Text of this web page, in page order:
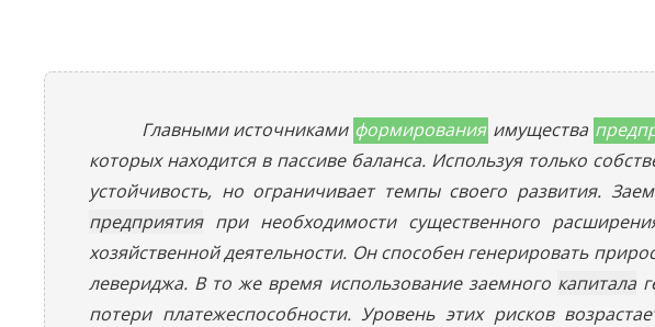
Главными источниками формирования имущества
которых находится в пассиве баланса. Используя только
устойчивость, но ограничивает темпы своего развития.
предприятияпри необходимости существенного
хозяйственной деятельности. Он способен генерировать
левериджа. В то же время использование заемного капитала
потери платежеспособности. Уровень этих рисков